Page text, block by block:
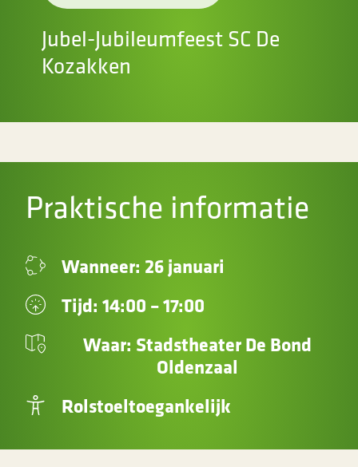
Jubel-Jubileumfeest SC De
Kozakken
Praktische informatie
Wanneer: 26 januari
Tijd: 14:00 – 17:00
Waar: Stadstheater De Bond
Oldenzaal
Rolstoeltoegankelijk